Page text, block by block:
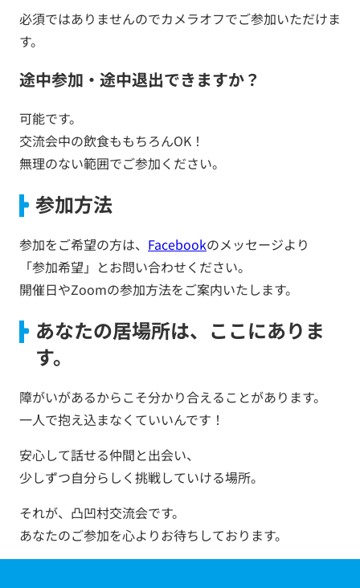
必須ではありませんのでカメラオフでご参加いただけま
す。
途中参加・途中退出できますか？
可能です。
交流会中の飲食ももちろんOK！
無理のない範囲でご参加ください。
参加方法
参加をご希望の方は、 Facebookのメッセージより
「参加希望」とお問い合わせください。
開催日やZoomの参加方法をご案内いたします。
あなたの居場所は、ここにありま
す。
障がいがあるからこそ分かり合えることがあります。
一人で抱え込まなくていいんです！
安心して話せる仲間と出会い、
少しずつ自分らしく挑戦していける場所。
それが、凸凹村交流会です。
あなたのご参加を心よりお待ちしております。